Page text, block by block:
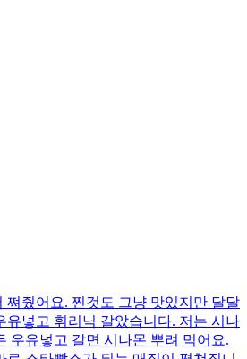
쪄줬어요. 찐것도 그냥 맛있지만 달달
유넣고 휘리닉 갈았습니다. 저는 시나
우유넣고 갈면 시나몬 뿌려 먹어요.